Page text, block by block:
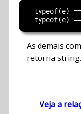
typeof(e)
As demais
retorna string.
Veja a